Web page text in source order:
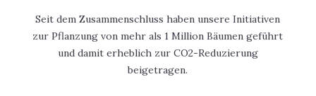
Seit dem Zusammenschluss haben unsere Initiativen
zur Pflanzung von mehr als 1 Million Bäumen geführt
und damit erheblich zur CO2-Reduzierung
beigetragen.